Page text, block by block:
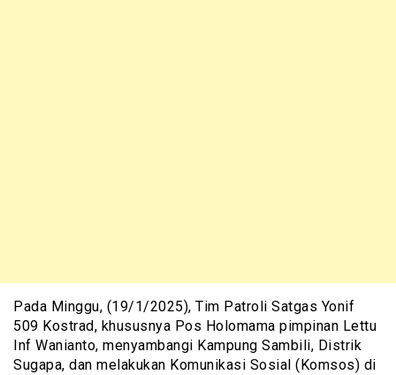
Pada Minggu, (19/1/2025), Tim Patroli Satgas Yonif
509 Kostrad, khususnya Pos Holomama pimpinan Lettu
Inf Wanianto, menyambangi Kampung Sambili, Distrik
Sugapa, dan melakukan Komunikasi Sosial (Komsos) di